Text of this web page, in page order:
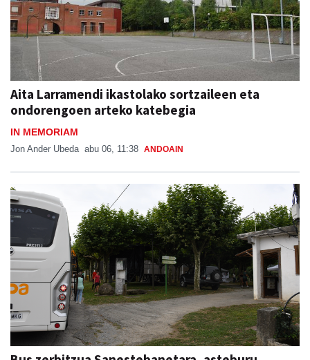
Aita Larramendi ikastolako sortzaileen eta
ondorengoen arteko katebegia
IN MEMORIAM
Jon Ander Ubeda abu 06, 11:38 ANDOAIN